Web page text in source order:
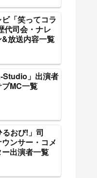
「笑ってコラ
代司会・ナレ
放送内容一覧
Studio」出演者
ブMC一覧
おび!」司
ンサー・コメ
ー出演者一覧